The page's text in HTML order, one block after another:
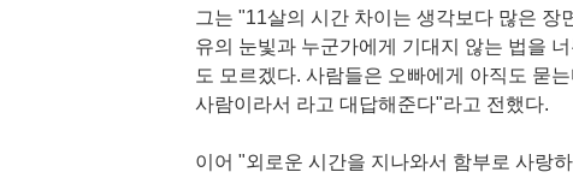
그는 "11살의 시간 차이는 생각보다 많은
유의 눈빛과 누군가에게 기대지 않는 법을
도 모르겠다. 사람들은 오빠에게 아직도 묻
사람이라서 라고 대답해준다"라고 전했다.
이어 "외로운 시간을 지나와서 함부로 사랑